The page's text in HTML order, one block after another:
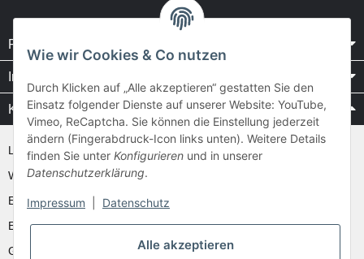
Rechtliches
Informationen
Kataloge / Videos
Layher Videos und Downloads
WAKÜ
Ernst
Euroline
Günzburger
Wie wir Cookies & Co nutzen
Durch Klicken auf „Alle akzeptieren“ gestatten Sie den
Einsatz folgender Dienste auf unserer Website: YouTube,
Vimeo, ReCaptcha. Sie können die Einstellung jederzeit
ändern (Fingerabdruck-Icon links unten). Weitere Details
finden Sie unter Konfigurieren und in unserer
Datenschutzerklärung.
Impressum Datenschutz
Alle akzeptieren